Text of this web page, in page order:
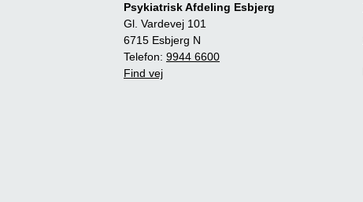
Psykiatrisk Afdeling Esbjerg
Gl. Vardevej 101
6715 Esbjerg N
Telefon: 9944 6600
Find vej